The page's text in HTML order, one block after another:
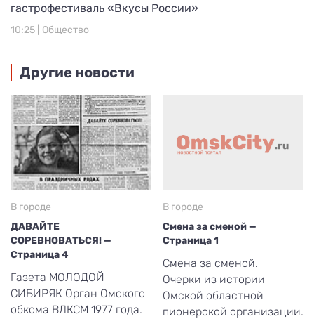
гастрофестиваль «Вкусы России»
10:25 | Общество
Другие новости
В городе
ДАВАЙТЕ
СОРЕВНОВАТЬСЯ! —
Страница 4
Газета МОЛОДОЙ
СИБИРЯК Орган Омского
обкома ВЛКСМ 1977 года.
В городе
Смена за сменой —
Страница 1
Смена за сменой.
Очерки из истории
Омской областной
пионерской организации.